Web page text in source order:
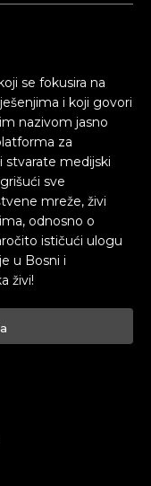
se fokusira na
i koji govori
nazivom jasno
za
stvarate medijski
sve
mreže, živi
odnosno o
ističući ulogu
u Bosni i
živi!